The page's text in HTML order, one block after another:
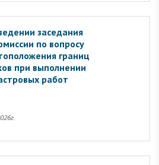
заседания
по вопросу
границ
при выполнении
работ